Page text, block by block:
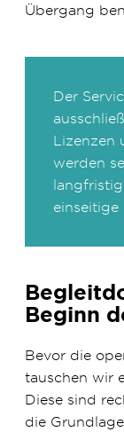
Übergang
Der
Lizenzen
werden
einseitige
Beginn
Bevor die
tauschen wir
Diese sind
die